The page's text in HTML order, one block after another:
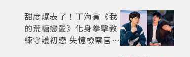
甜度爆表了！丁海寅《我
的荒糖戀愛》化身拳擊教
練守護初戀 失憶檢察官×